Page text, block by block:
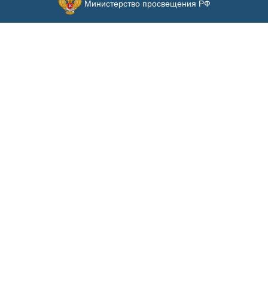
Министерство просвещения РФ